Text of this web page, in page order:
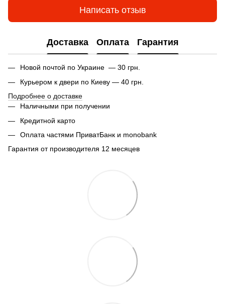
Написать отзыв
Доставка Оплата Гарантия
Новой почтой по Украине — 30 грн.
Курьером к двери по Киеву — 40 грн.
Подробнее о доставке
Наличными при получении
Кредитной карто
Оплата частями ПриватБанк и monobank
Гарантия от производителя 12 месяцев